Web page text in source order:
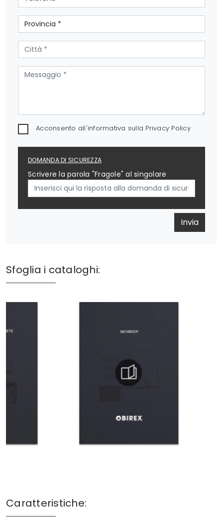
Acconsento all'informativa sulla Privacy Policy
DOMANDA DI SICUREZZA
Scrivere la parola "Fragole" al singolare
Invia
Sfoglia i cataloghi:
Caratteristiche: